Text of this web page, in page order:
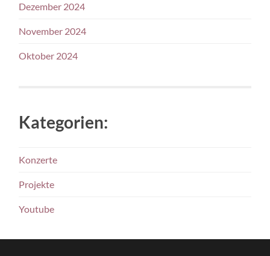
Dezember 2024
November 2024
Oktober 2024
Kategorien:
Konzerte
Projekte
Youtube